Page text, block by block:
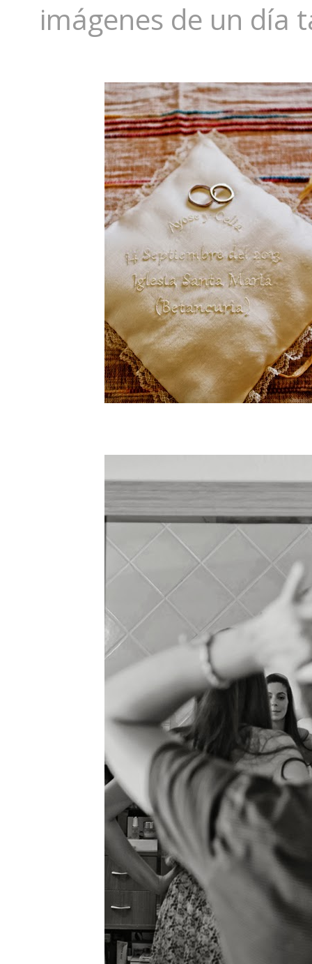
imágenes de un día